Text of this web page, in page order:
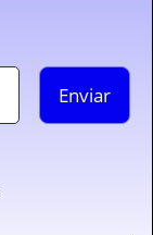
Enviar